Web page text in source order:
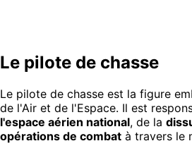
Le pilote de chasse
Le pilote de chasse est la figure
de l'Air et de l'Espace. Il est
l'espace aérien national, de la
opérations de combat à travers le